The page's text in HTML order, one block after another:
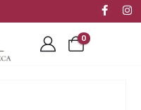
0